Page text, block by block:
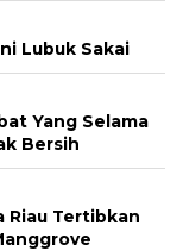
Lubuk Sakai
Yang Selama
Bersih
Riau Tertibkan